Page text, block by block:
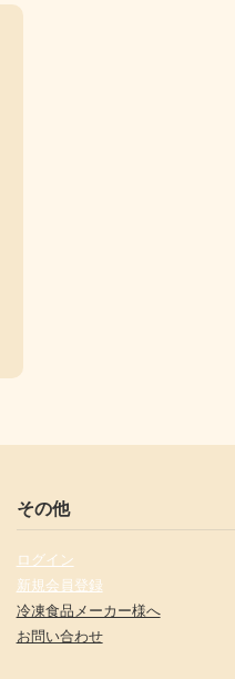
その他
ログイン
新規会員登録
冷凍食品メーカー様へ
お問い合わせ